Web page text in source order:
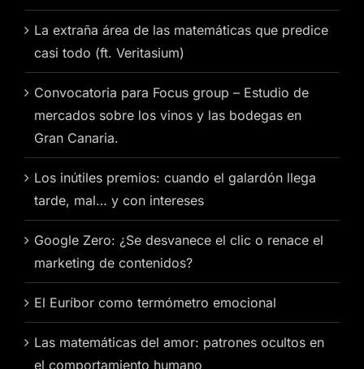
La extraña área de las matemáticas que predice
casi todo (ft. Veritasium)
Convocatoria para Focus group – Estudio de
mercados sobre los vinos y las bodegas en
Gran Canaria.
Los inútiles premios: cuando el galardón llega
tarde, mal… y con intereses
Google Zero: ¿Se desvanece el clic o renace el
marketing de contenidos?
El Euríbor como termómetro emocional
Las matemáticas del amor: patrones ocultos en
el comportamiento humano